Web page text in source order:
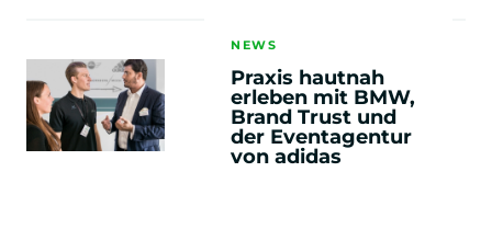
NEWS
Praxis hautnah
erleben mit BMW,
Brand Trust und
der Eventagentur
von adidas